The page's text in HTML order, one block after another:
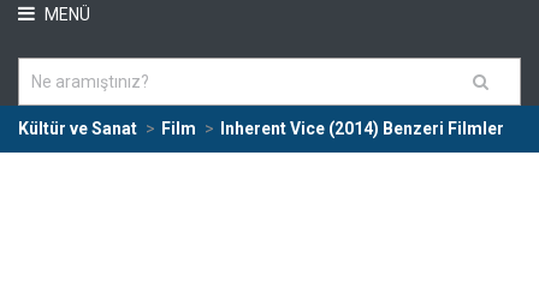
MENÜ
Kültür ve Sanat Film Inherent Vice (2014) Benzeri Filmler